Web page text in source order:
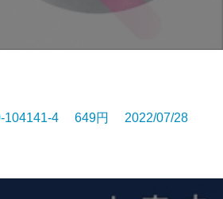
104141-4 649円 2022/07/28